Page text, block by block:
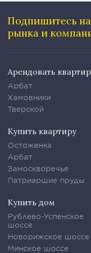
Подпишитесь
рынка и
Арендовать
Арбат
Хамовники
Тверской
Купить квартиру
Остоженка
Арбат
Замоскворечье
Патриаршие пруды
Купить дом
Рублево-Успенское
шоссе
Новорижское шоссе
Минское шоссе